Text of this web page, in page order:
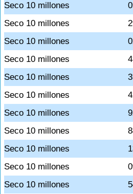
Seco 10 millones
Seco 10 millones
Seco 10 millones
Seco 10 millones
Seco 10 millones
Seco 10 millones
Seco 10 millones
Seco 10 millones
Seco 10 millones
Seco 10 millones
Seco 10 millones